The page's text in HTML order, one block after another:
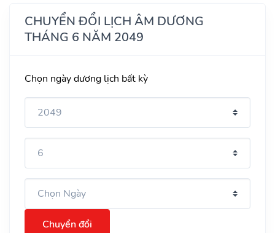
CHUYỂN ĐỔI LỊCH ÂM DƯƠNG
THÁNG 6 NĂM 2049
Chọn ngày dương lịch bất kỳ
Chuyển đổi